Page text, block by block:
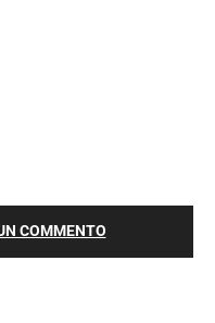
COMMENTO